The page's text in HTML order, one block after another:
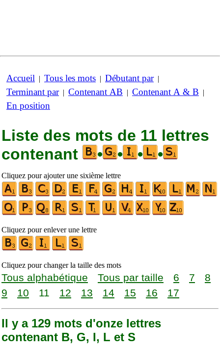
Accueil | Tous les mots | Débutant par|
Terminant par| Contenant AB | Contenant A & B |
En position
Liste des mots de 11 lettres
contenant
• • • •
Cliquez pour ajouter une sixième lettre
Cliquez pour enlever une lettre
Cliquez pour changer la taille des mots
Tous alphabétique Tous par taille 6 7
8
9
10 11 12 13 14 15 16 17
Il y a 129 mots d'onze lettres
contenant B, G, I, L et S